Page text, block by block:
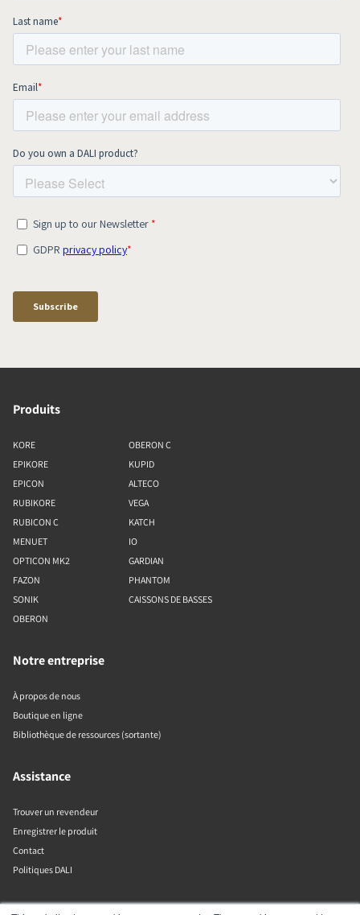
Produits
KORE
EPIKORE
EPICON
RUBIKORE
RUBICON C
MENUET
OPTICON MK2
FAZON
SONIK
OBERON
OBERON C
KUPID
ALTECO
VEGA
KATCH
IO
GARDIAN
PHANTOM
CAISSONS DE BASSES
Notre entreprise
À propos de nous
Boutique en ligne
Bibliothèque de ressources (sortante)
Assistance
Trouver un revendeur
Enregistrer le produit
Contact
Politiques DALI
DALI A/S